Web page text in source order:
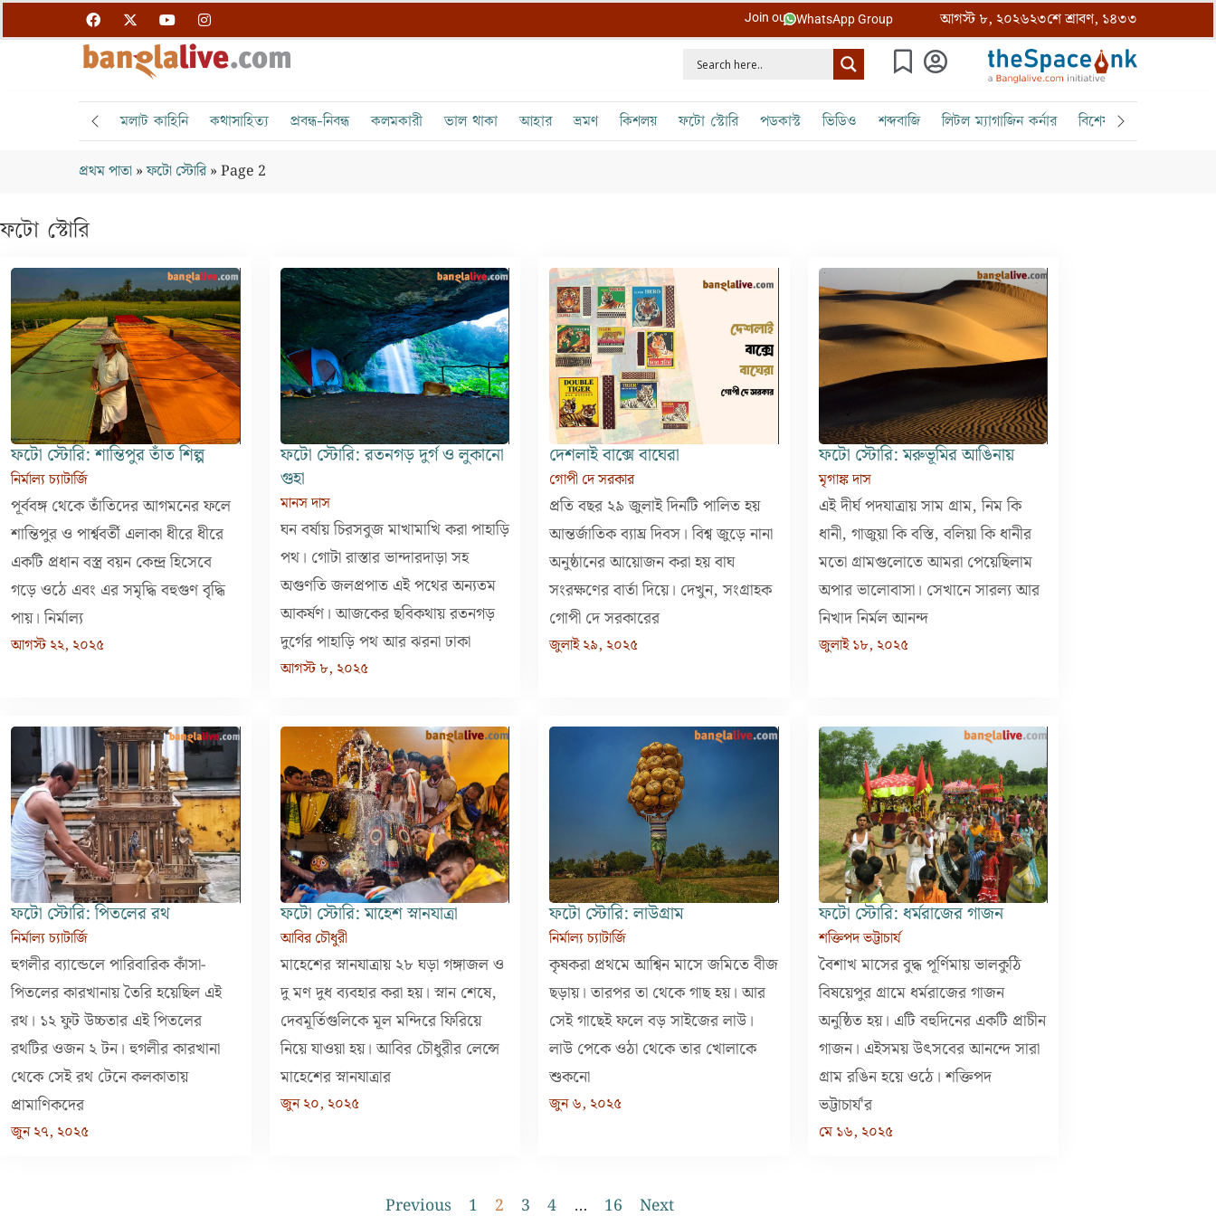
Join our WhatsApp Group আগস্ট ৮, ২০২৬২৩শে শ্রাবণ, ১৪৩৩
মলাট কাহিনি কথাসাহিত্য প্রবন্ধ-নিবন্ধ কলমকারী ভাল থাকা আহার ভ্রমণ কিশলয় ফটো স্টোরি পডকাস্ট ভিডিও শব্দবাজি লিটল ম্যাগাজিন কর্নার বিশেষ ক্রোড়পত্র
প্রথম পাতা »ফটো স্টোরি»Page 2
ফটো স্টোরি
ফটো স্টোরি: শান্তিপুর তাঁত শিল্প
নির্মাল্য চ্যাটার্জি
পূর্ববঙ্গ থেকে তাঁতিদের আগমনের ফলে
শান্তিপুর ও পার্শ্ববর্তী এলাকা ধীরে ধীরে
একটি প্রধান বস্ত্র বয়ন কেন্দ্র হিসেবে
গড়ে ওঠে এবং এর সমৃদ্ধি বহুগুণ বৃদ্ধি
পায়। নির্মাল্য
আগস্ট ২২, ২০২৫
ফটো স্টোরি: রতনগড় দুর্গ ও লুকানো
গুহা
মানস দাস
ঘন বর্ষায় চিরসবুজ মাখামাখি করা পাহাড়ি
পথ। গোটা রাস্তার ভান্দারদাড়া সহ
অগুণতি জলপ্রপাত এই পথের অন্যতম
আকর্ষণ। আজকের ছবিকথায় রতনগড়
দুর্গের পাহাড়ি পথ আর ঝরনা ঢাকা
আগস্ট ৮, ২০২৫
দেশলাই বাক্সে বাঘেরা
গোপী দে সরকার
প্রতি বছর ২৯ জুলাই দিনটি পালিত হয়
আন্তর্জাতিক ব্যাঘ্র দিবস। বিশ্ব জুড়ে নানা
অনুষ্ঠানের আয়োজন করা হয় বাঘ
সংরক্ষণের বার্তা দিয়ে। দেখুন, সংগ্রাহক
গোপী দে সরকারের
জুলাই ২৯, ২০২৫
ফটো স্টোরি: মরুভূমির আঙিনায়
মৃগাঙ্ক দাস
এই দীর্ঘ পদযাত্রায় সাম গ্রাম, নিম কি
ধানী, গাজুয়া কি বস্তি, বলিয়া কি ধানীর
মতো গ্রামগুলোতে আমরা পেয়েছিলাম
অপার ভালোবাসা। সেখানে সারল্য আর
নিখাদ নির্মল আনন্দ
জুলাই ১৮, ২০২৫
ফটো স্টোরি: পিতলের রথ
নির্মাল্য চ্যাটার্জি
হুগলীর ব্যান্ডেলে পারিবারিক কাঁসা-
পিতলের কারখানায় তৈরি হয়েছিল এই
রথ। ১২ ফুট উচ্চতার এই পিতলের
রথটির ওজন ২ টন। হুগলীর কারখানা
থেকে সেই রথ টেনে কলকাতায়
প্রামাণিকদের
জুন ২৭, ২০২৫
ফটো স্টোরি: মাহেশ স্নানযাত্রা
আবির চৌধুরী
মাহেশের স্নানযাত্রায় ২৮ ঘড়া গঙ্গাজল ও
দু মণ দুধ ব্যবহার করা হয়। স্নান শেষে,
দেবমূর্তিগুলিকে মূল মন্দিরে ফিরিয়ে
নিয়ে যাওয়া হয়। আবির চৌধুরীর লেন্সে
মাহেশের স্নানযাত্রার
জুন ২০, ২০২৫
ফটো স্টোরি: লাউগ্রাম
নির্মাল্য চ্যাটার্জি
কৃষকরা প্রথমে আশ্বিন মাসে জমিতে বীজ
ছড়ায়। তারপর তা থেকে গাছ হয়। আর
সেই গাছেই ফলে বড় সাইজের লাউ।
লাউ পেকে ওঠা থেকে তার খোলাকে
শুকনো
জুন ৬, ২০২৫
ফটো স্টোরি: ধর্মরাজের গাজন
শক্তিপদ ভট্টাচার্য
বৈশাখ মাসের বুদ্ধ পূর্ণিমায় ভালকুঠি
বিষয়েপুর গ্রামে ধর্মরাজের গাজন
অনুষ্ঠিত হয়। এটি বহুদিনের একটি প্রাচীন
গাজন। এইসময় উৎসবের আনন্দে সারা
গ্রাম রঙিন হয়ে ওঠে। শক্তিপদ
ভট্টাচার্য'র
মে ১৬, ২০২৫
Previous 1 2 3 4 … 16 Next